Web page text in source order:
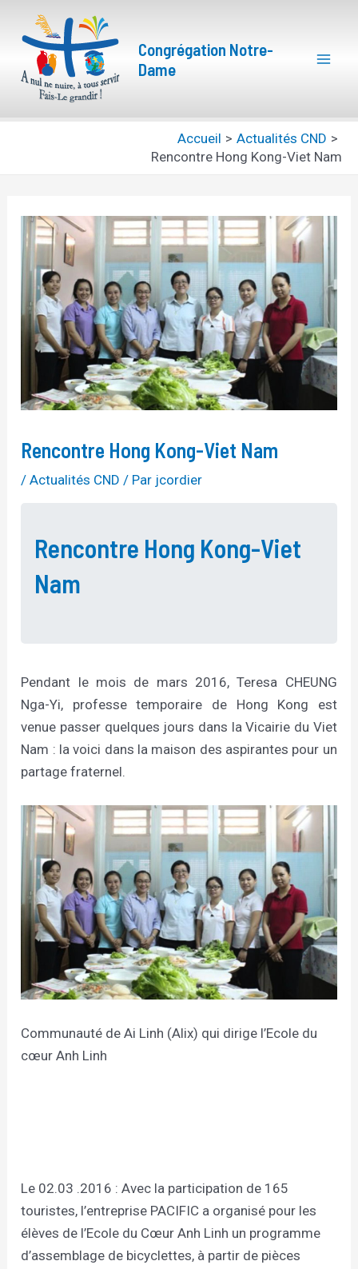
contenu
Congrégation Notre-
Dame
Accueil
Actualités CND
Rencontre Hong Kong-Viet Nam
Rencontre Hong Kong-Viet Nam
/Actualités CND / Par jcordier
Rencontre Hong Kong-Viet
Nam
Pendant le mois de mars 2016, Teresa CHEUNG
Nga-Yi, professe temporaire de Hong Kong est
venue passer quelques jours dans la Vicairie du Viet
Nam : la voici dans la maison des aspirantes pour un
partage fraternel.
Communauté de Ai Linh (Alix) qui dirige l’Ecole du
cœur Anh Linh
Le 02.03 .2016 : Avec la participation de 165
touristes, l’entreprise PACIFIC a organisé pour les
élèves de l’Ecole du Cœur Anh Linh un programme
d’assemblage de bicyclettes, à partir de pièces
Navigation
des
articles